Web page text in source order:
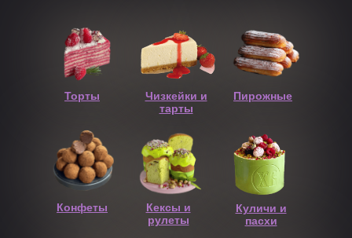
Торты
Чизкейки и
тарты
Пирожные
Куличи и
пасхи
Кексы и
рулеты
Конфеты